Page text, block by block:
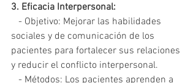
3. Eficacia Interpersonal:
sociales y de comunicación de los
pacientes para fortalecer sus relaciones
y reducir el conflicto interpersonal.